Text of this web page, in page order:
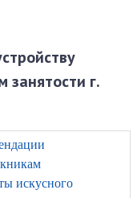
г.
искусного